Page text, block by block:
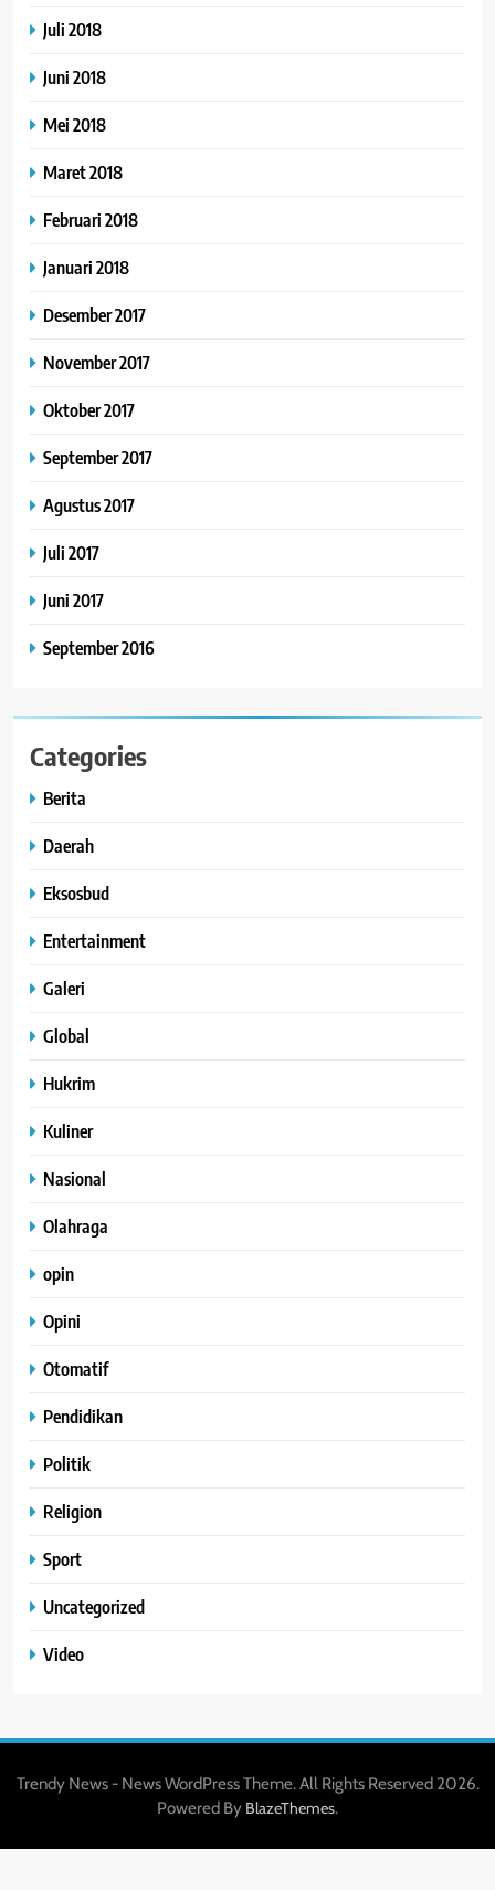
Juli 2018
Juni 2018
Mei 2018
Maret 2018
Februari 2018
Januari 2018
Desember 2017
November 2017
Oktober 2017
September 2017
Agustus 2017
Juli 2017
Juni 2017
September 2016
Categories
Berita
Daerah
Eksosbud
Entertainment
Galeri
Global
Hukrim
Kuliner
Nasional
Olahraga
opin
Opini
Otomatif
Pendidikan
Politik
Religion
Sport
Uncategorized
Video
Trendy News - News WordPress Theme. All Rights Reserved 2026.
Powered By BlazeThemes.